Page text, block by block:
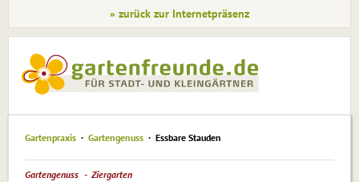
» zurück zur Internetpräsenz
Gartenpraxis Gartengenuss Essbare Stauden
Gartengenuss Ziergarten